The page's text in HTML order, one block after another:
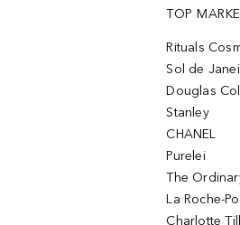
TOP
Rituals
Sol de
Douglas
Stanley
CHANEL
Purelei
The
La Roche-
Charlotte